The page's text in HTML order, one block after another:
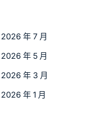
2026 年 7 月
2026 年 5 月
2026 年 3 月
2026 年 1 月